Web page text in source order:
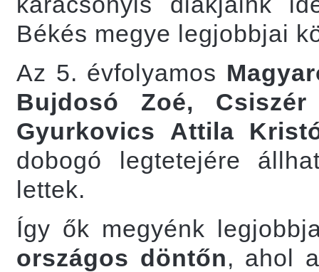
Békés megye legjobbjai
Az 5. évfolyamos
Bujdosó Zoé,
Gyurkovics Attila
dobogó legtetejére
lettek.
Így ők megyénk
országos döntőn, ahol